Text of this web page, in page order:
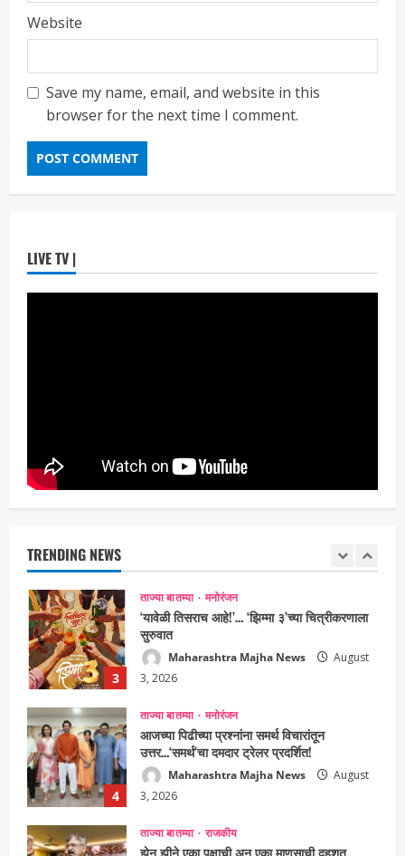
Website
Save my name, email, and website in this
browser for the next time I comment.
LIVE TV |
TRENDING NEWS
3
सुरुवात
3, 2026
आजच्या पिढीच्या प्रश्नांना समर्थ विचारांतून
5, 2026
2
ताज्या बातम्या राजकीय
August
3, 2026
3
ताज्या बातम्या मनोरंजन
‘यावेळी तिसराच आहे!’… ‘झिम्मा ३’च्या चित्रीकरणाला
सुरुवात
Maharashtra Majha News
August
3, 2026
4
ताज्या बातम्या मनोरंजन
आजच्या पिढीच्या प्रश्नांना समर्थ विचारांतून
उत्तर…‘समर्थ’चा दमदार ट्रेलर प्रदर्शित!
Maharashtra Majha News
August
3, 2026
ताज्या बातम्या राजकीय